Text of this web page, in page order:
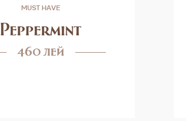
MUST HAVE
Peppermint
460 лей